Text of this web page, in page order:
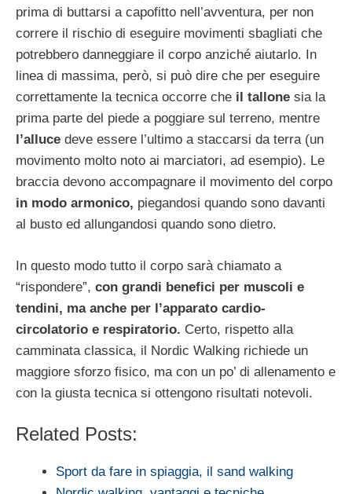
prima di buttarsi a capofitto nell’avventura, per non
correre il rischio di eseguire movimenti sbagliati che
potrebbero danneggiare il corpo anziché aiutarlo. In
linea di massima, però, si può dire che per eseguire
correttamente la tecnica occorre che il tallone sia la
prima parte del piede a poggiare sul terreno, mentre
l’alluce deve essere l’ultimo a staccarsi da terra (un
movimento molto noto ai marciatori, ad esempio). Le
braccia devono accompagnare il movimento del corpo
in modo armonico, piegandosi quando sono davanti
al busto ed allungandosi quando sono dietro.
In questo modo tutto il corpo sarà chiamato a
“rispondere”, con grandi benefici per muscoli e
tendini, ma anche per l’apparato cardio-
circolatorio e respiratorio. Certo, rispetto alla
camminata classica, il Nordic Walking richiede un
maggiore sforzo fisico, ma con un po’ di allenamento e
con la giusta tecnica si ottengono risultati notevoli.
Related Posts:
Sport da fare in spiaggia, il sand walking